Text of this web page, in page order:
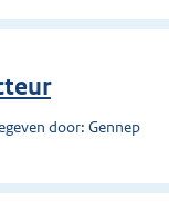
door: Gennep